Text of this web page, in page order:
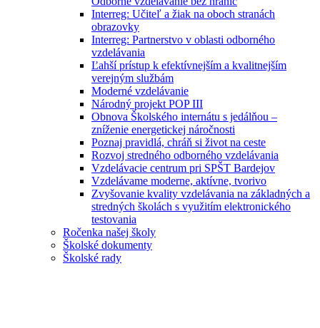
Interreg: Učiteľ a žiak na oboch stranách
obrazovky
Interreg: Partnerstvo v oblasti odborného
vzdelávania
Ľahší prístup k efektívnejším a kvalitnejším
verejným službám
Moderné vzdelávanie
Národný projekt POP III
Obnova Školského internátu s jedálňou –
zníženie energetickej náročnosti
Poznaj pravidlá, chráň si život na ceste
Rozvoj stredného odborného vzdelávania
Vzdelávacie centrum pri SPŠT Bardejov
Vzdelávame moderne, aktívne, tvorivo
Zvyšovanie kvality vzdelávania na základných a
stredných školách s využitím elektronického
testovania
Ročenka našej školy
Školské dokumenty
Školské rady